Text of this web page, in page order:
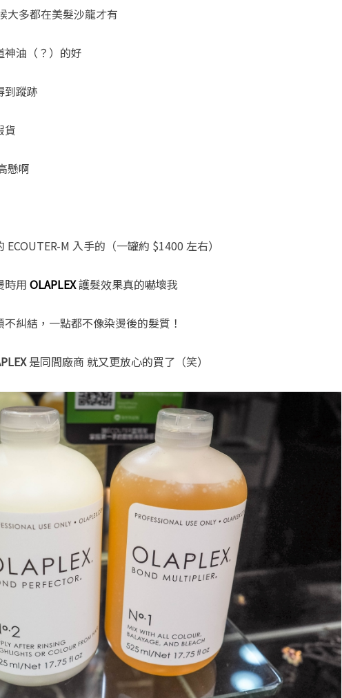
大多都在美髮沙龍才有
油（？）的好
到蹤跡
貨
懸啊
M 入手的（一罐約 $1400 左右）
時用 OLAPLEX護髮效果真的嚇壞我
糾結，一點都不像染燙後的髮質！
是同間廠商 就又更放心的買了（笑）